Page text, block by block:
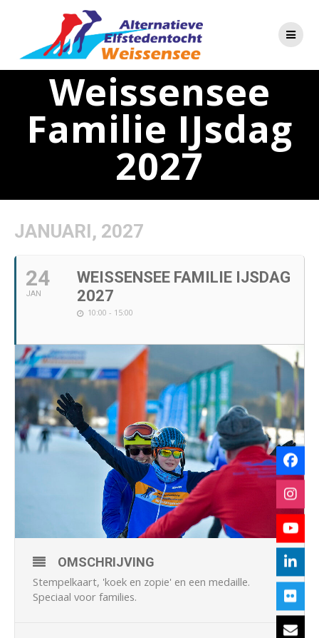
to
content
Weissensee
Familie IJsdag
2027
JANUARI, 2027
24
JAN
WEISSENSEE FAMILIE IJSDAG
2027
10:00 - 15:00
OMSCHRIJVING
Stempelkaart, 'koek en zopie' en een medaille.
Speciaal voor families.